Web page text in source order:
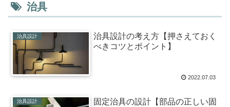
治具
治具設計
治具設計の考え方【押さえておく
べきコツとポイント】
2022.07.03
治具設計
固定治具の設計【部品の正しい固